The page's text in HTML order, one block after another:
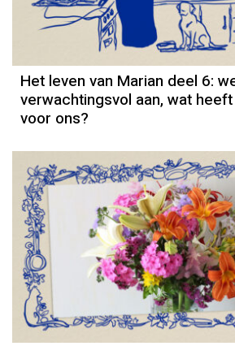
Het leven van Marian deel 6:
verwachtingsvol aan, wat
voor ons?
Column